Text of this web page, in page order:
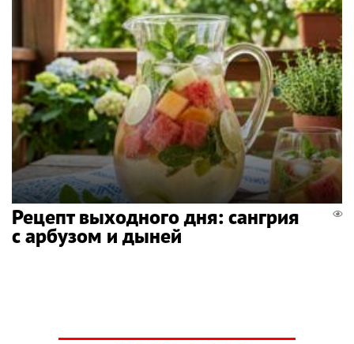
Рецепт выходного дня: сангрия
с арбузом и дыней